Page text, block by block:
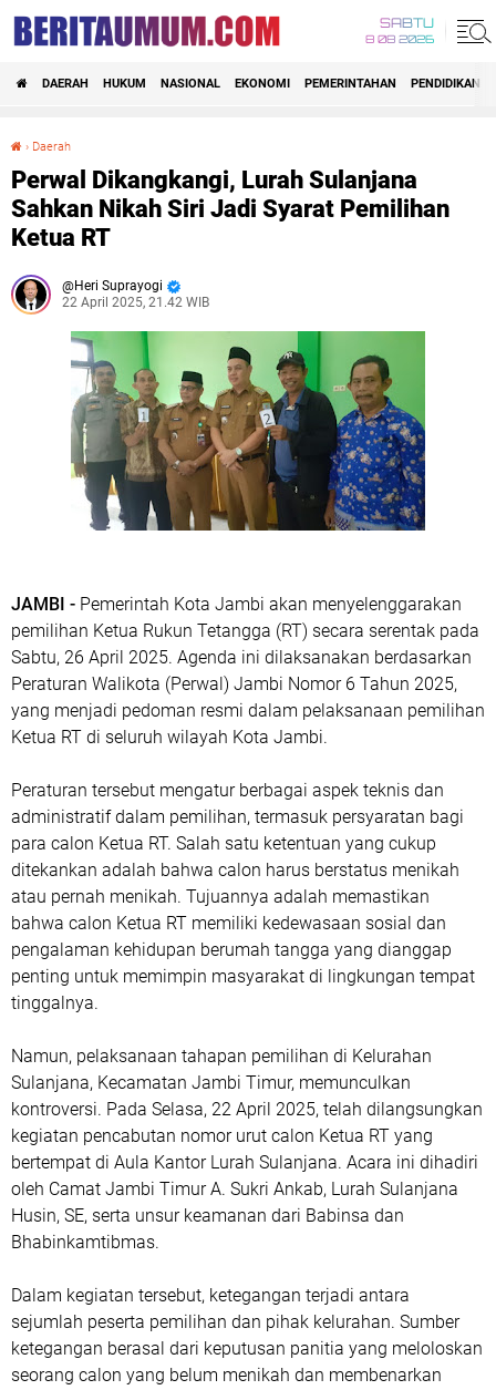
SABTU
8 08 2026
DAERAH HUKUM NASIONAL EKONOMI PEMERINTAHAN PENDIDIKAN
› Daerah
Perwal Dikangkangi, Lurah Sulanjana
Sahkan Nikah Siri Jadi Syarat Pemilihan
Ketua RT
Heri Suprayogi
22 April 2025, 21.42 WIB
JAMBI - Pemerintah Kota Jambi akan menyelenggarakan
pemilihan Ketua Rukun Tetangga (RT) secara serentak pada
Sabtu, 26 April 2025. Agenda ini dilaksanakan berdasarkan
Peraturan Walikota (Perwal) Jambi Nomor 6 Tahun 2025,
yang menjadi pedoman resmi dalam pelaksanaan pemilihan
Ketua RT di seluruh wilayah Kota Jambi.
Peraturan tersebut mengatur berbagai aspek teknis dan
administratif dalam pemilihan, termasuk persyaratan bagi
para calon Ketua RT. Salah satu ketentuan yang cukup
ditekankan adalah bahwa calon harus berstatus menikah
atau pernah menikah. Tujuannya adalah memastikan
bahwa calon Ketua RT memiliki kedewasaan sosial dan
pengalaman kehidupan berumah tangga yang dianggap
penting untuk memimpin masyarakat di lingkungan tempat
tinggalnya.
Namun, pelaksanaan tahapan pemilihan di Kelurahan
Sulanjana, Kecamatan Jambi Timur, memunculkan
kontroversi. Pada Selasa, 22 April 2025, telah dilangsungkan
kegiatan pencabutan nomor urut calon Ketua RT yang
bertempat di Aula Kantor Lurah Sulanjana. Acara ini dihadiri
oleh Camat Jambi Timur A. Sukri Ankab, Lurah Sulanjana
Husin, SE, serta unsur keamanan dari Babinsa dan
Bhabinkamtibmas.
Dalam kegiatan tersebut, ketegangan terjadi antara
sejumlah peserta pemilihan dan pihak kelurahan. Sumber
ketegangan berasal dari keputusan panitia yang meloloskan
seorang calon yang belum menikah dan membenarkan